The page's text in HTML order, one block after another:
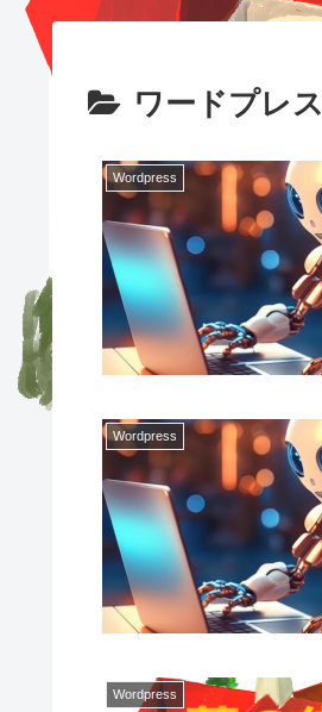
ワードプレス
Wordpress
Wordpress
Wordpress